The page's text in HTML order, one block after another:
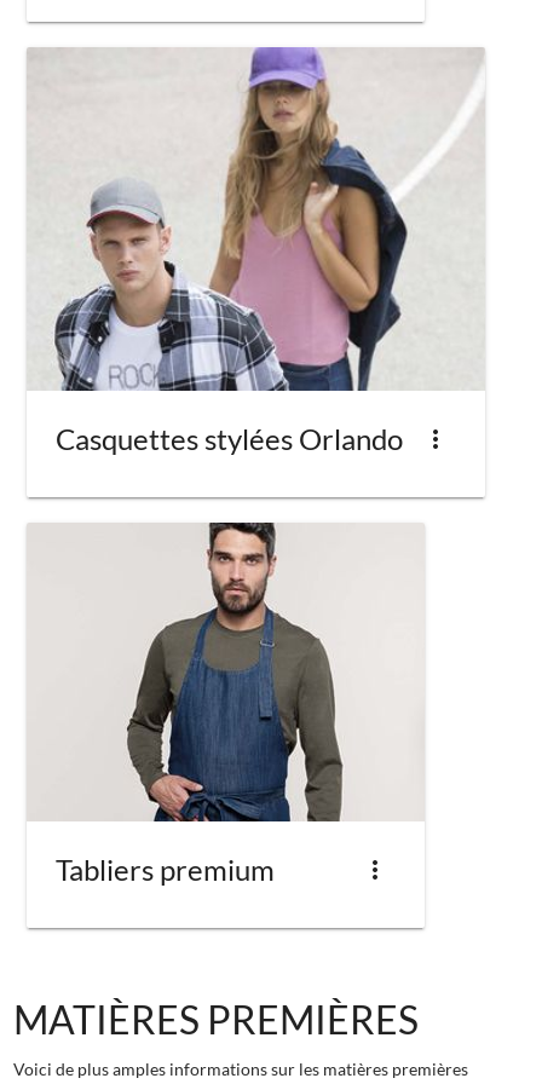
Casquettes stylées Orlando more_vert
Tabliers premium more_vert
MATIÈRES PREMIÈRES
Voici de plus amples informations sur les matières premières